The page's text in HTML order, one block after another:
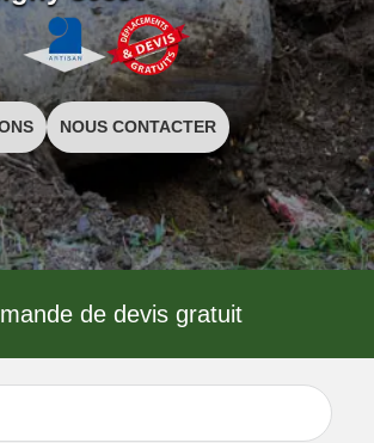
NOUS CONTACTER
de devis gratuit